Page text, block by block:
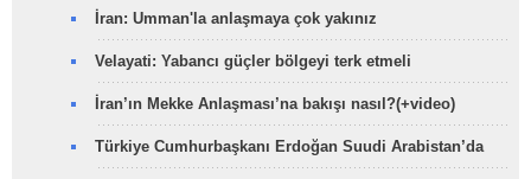
İran: Umman'la anlaşmaya çok yakınız
Velayati: Yabancı güçler bölgeyi terk etmeli
İran’ın Mekke Anlaşması’na bakışı nasıl?(+video)
Türkiye Cumhurbaşkanı Erdoğan Suudi Arabistan’da